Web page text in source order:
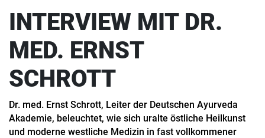
INTERVIEW MIT DR.
MED. ERNST
SCHROTT
Dr. med. Ernst Schrott, Leiter der Deutschen Ayurveda
Akademie, beleuchtet, wie sich uralte östliche Heilkunst
und moderne westliche Medizin in fast vollkommener